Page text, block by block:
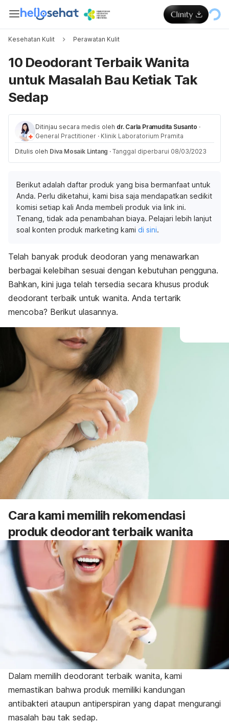
Kesehatan Kulit Perawatan Kulit
10 Deodorant Terbaik Wanita
untuk Masalah Bau Ketiak Tak
Sedap
Ditinjau secara medis oleh dr. Carla Pramudita Susanto ·
General Practitioner · Klinik Laboratorium Pramita
Ditulis oleh Diva Mosaik Lintang · Tanggal diperbarui 08/03/2023
Berikut adalah daftar produk yang bisa bermanfaat untuk
Anda. Perlu diketahui, kami bisa saja mendapatkan sedikit
komisi setiap kali Anda membeli produk via link ini.
Tenang, tidak ada penambahan biaya. Pelajari lebih lanjut
soal konten produk marketing kami di sini.
Telah banyak produk deodoran yang menawarkan
berbagai kelebihan sesuai dengan kebutuhan pengguna.
Bahkan, kini juga telah tersedia secara khusus produk
deodorant terbaik untuk wanita. Anda tertarik
mencoba? Berikut ulasannya.
Cara kami memilih rekomendasi
produkdeodorantterbaik wanita
Dalam memilih deodorant terbaik wanita, kami
memastikan bahwa produk memiliki kandungan
antibakteri ataupun antiperspiran yang dapat mengurangi
masalah bau tak sedap.